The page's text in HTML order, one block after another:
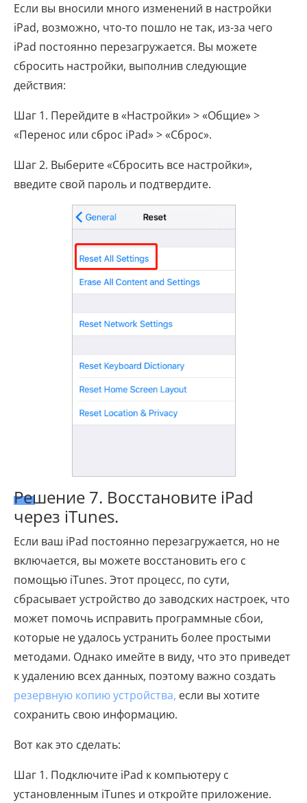
Если вы вносили много изменений в настройки
iPad, возможно, что-то пошло не так, из-за чего
iPad постоянно перезагружается. Вы можете
сбросить настройки, выполнив следующие
действия:
Шаг 1. Перейдите в «Настройки» > «Общие» >
«Перенос или сброс iPad» > «Сброс».
Шаг 2. Выберите «Сбросить все настройки»,
введите свой пароль и подтвердите.
Решение 7. Восстановите iPad
через iTunes.
Если ваш iPad постоянно перезагружается, но не
включается, вы можете восстановить его с
помощью iTunes. Этот процесс, по сути,
сбрасывает устройство до заводских настроек, что
может помочь исправить программные сбои,
которые не удалось устранить более простыми
методами. Однако имейте в виду, что это приведет
к удалению всех данных, поэтому важно создать
резервную копию устройства, если вы хотите
сохранить свою информацию.
Вот как это сделать:
Шаг 1. Подключите iPad к компьютеру с
установленным iTunes и откройте приложение.